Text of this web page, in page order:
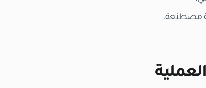
مصطنعة.